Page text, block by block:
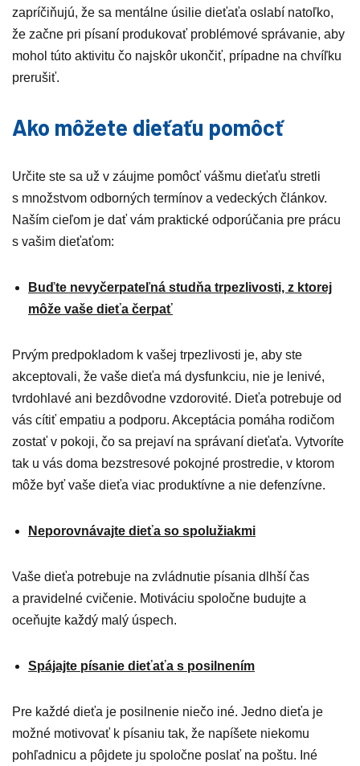
zapríčiňujú, že sa mentálne úsilie dieťaťa oslabí natoľko,
že začne pri písaní produkovať problémové správanie, aby
mohol túto aktivitu čo najskôr ukončiť, prípadne na chvíľku
prerušiť.
Ako môžete dieťaťu pomôcť
Určite ste sa už v záujme pomôcť vášmu dieťaťu stretli
s množstvom odborných termínov a vedeckých článkov.
Naším cieľom je dať vám praktické odporúčania pre prácu
s vašim dieťaťom:
Buďte nevyčerpateľná studňa trpezlivosti, z ktorej
môže vaše dieťa čerpať
Prvým predpokladom k vašej trpezlivosti je, aby ste
akceptovali, že vaše dieťa má dysfunkciu, nie je lenivé,
tvrdohlavé ani bezdôvodne vzdorovité. Dieťa potrebuje od
vás cítiť empatiu a podporu. Akceptácia pomáha rodičom
zostať v pokoji, čo sa prejaví na správaní dieťaťa. Vytvoríte
tak u vás doma bezstresové pokojné prostredie, v ktorom
môže byť vaše dieťa viac produktívne a nie defenzívne.
Neporovnávajte dieťa so spolužiakmi
Vaše dieťa potrebuje na zvládnutie písania dlhší čas
a pravidelné cvičenie. Motiváciu spoločne budujte a
oceňujte každý malý úspech.
Spájajte písanie dieťaťa s posilnením
Pre každé dieťa je posilnenie niečo iné. Jedno dieťa je
možné motivovať k písaniu tak, že napíšete niekomu
pohľadnicu a pôjdete ju spoločne poslať na poštu. Iné